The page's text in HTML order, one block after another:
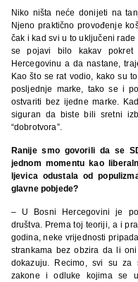
Niko ništa neće donijeti na
Njeno praktično provođenje
čak i kad svi u to uključeni
se pojavi bilo kakav
Hercegovinu a da nastane,
Kao što se rat vodio, kako su
posljednje marke, tako se i
ostvariti bez ijedne marke.
siguran da biste bili sretni
“dobrotvora”.
Ranije smo govorili da se
jednom momentu kao
ljevica odustala od
glavne pobjede?
– U Bosni Hercegovini je
društva. Prema toj teoriji, a i
godina, neke vrijednosti
strankama bez obzira da li
dokazuju. Recimo, svi su
zakone i odluke kojima se